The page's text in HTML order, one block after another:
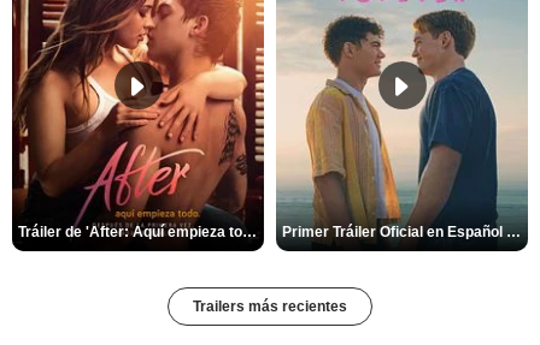
Tráiler de 'After: Aquí empieza todo' Primer Tráiler Oficial en Español de 'Heartstopper Forever'
Trailers más recientes